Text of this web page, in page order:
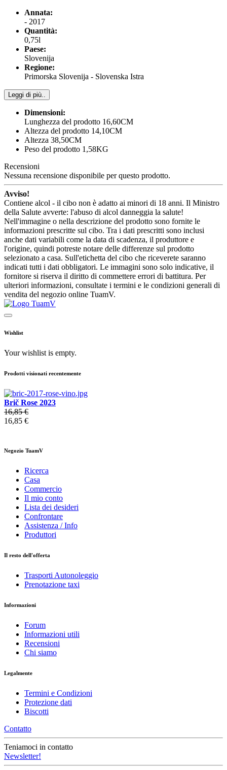
Annata:
- 2017
Quantità:
0,75l
Paese:
Slovenija
Regione:
Primorska Slovenija - Slovenska Istra
Leggi di più..
Dimensioni:
Lunghezza del prodotto 16,60CM
Altezza del prodotto 14,10CM
Altezza 38,50CM
Peso del prodotto 1,58KG
Recensioni
Nessuna recensione disponibile per questo prodotto.
Avviso!
Contiene alcol - il cibo non è adatto ai minori di 18 anni. Il Ministro
della Salute avverte: l'abuso di alcol danneggia la salute!
Nell'immagine o nella descrizione del prodotto sono fornite le
informazioni prescritte sul cibo. Tra i dati prescritti sono inclusi
anche dati variabili come la data di scadenza, il produttore e
l'origine, quindi potreste notare delle differenze sul prodotto
selezionato a casa. Sull'etichetta del cibo che riceverete saranno
indicati tutti i dati obbligatori. Le immagini sono solo indicative, il
fornitore si riserva il diritto di commettere errori di battitura. Per
ulteriori informazioni, consultate i termini e le condizioni generali di
vendita del negozio online TuamV.
Wishlist
Your wishlist is empty.
Prodotti visionati recentemente
Brič Rose 2023
16,85 €
16,85 €
Negozio TuamV
Ricerca
Casa
Commercio
Il mio conto
Lista dei desideri
Confrontare
Assistenza / Info
Produttori
Il resto dell'offerta
Trasporti Autonoleggio
Prenotazione taxi
Informazioni
Forum
Informazioni utili
Recensioni
Chi siamo
Legalmente
Termini e Condizioni
Protezione dati
Biscotti
Contatto
Teniamoci in contatto
Newsletter!